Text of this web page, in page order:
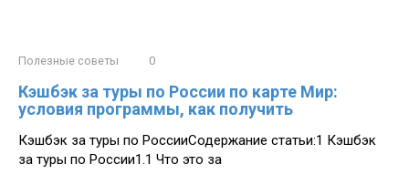
Полезные советы 0
Кэшбэк за туры по России по карте Мир:
условия программы, как получить
Кэшбэк за туры по РоссииСодержание статьи:1 Кэшбэк
за туры по России1.1 Что это за